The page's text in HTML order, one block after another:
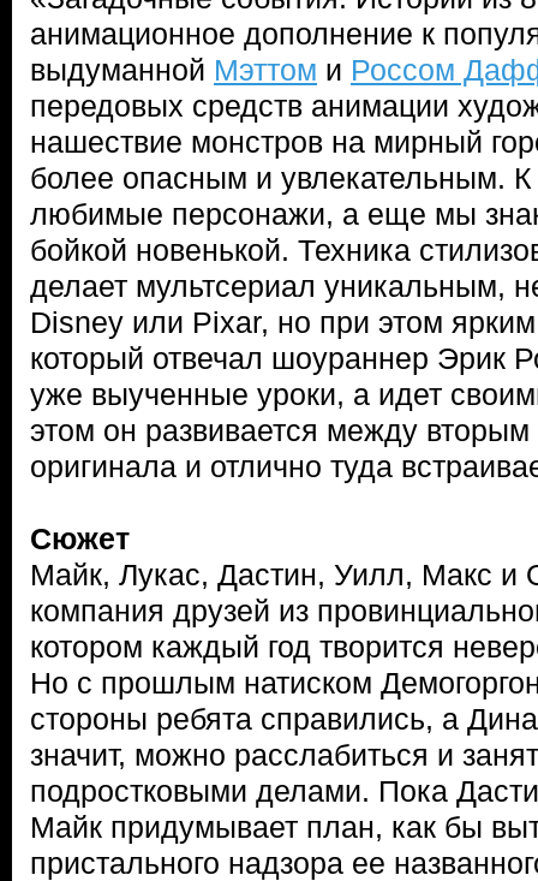
анимационное дополнение к
выдуманной Мэттом и Россом
передовых средств анимации
нашествие монстров на мирный
более опасным и увлекательным.
любимые персонажи, а еще мы
бойкой новенькой. Техника
делает мультсериал уникальным,
Disney или Pixar, но при этом
который отвечал шоураннер Эрик
уже выученные уроки, а идет
этом он развивается между
оригинала и отлично туда
Сюжет
Майк, Лукас, Дастин, Уилл, Макс и
компания друзей из
котором каждый год творится
Но с прошлым натиском
стороны ребята справились, а
значит, можно расслабиться и
подростковыми делами. Пока
Майк придумывает план, как бы
пристального надзора ее